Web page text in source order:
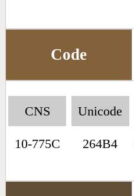
Code
CNS
10-775C
Unicode
264B4